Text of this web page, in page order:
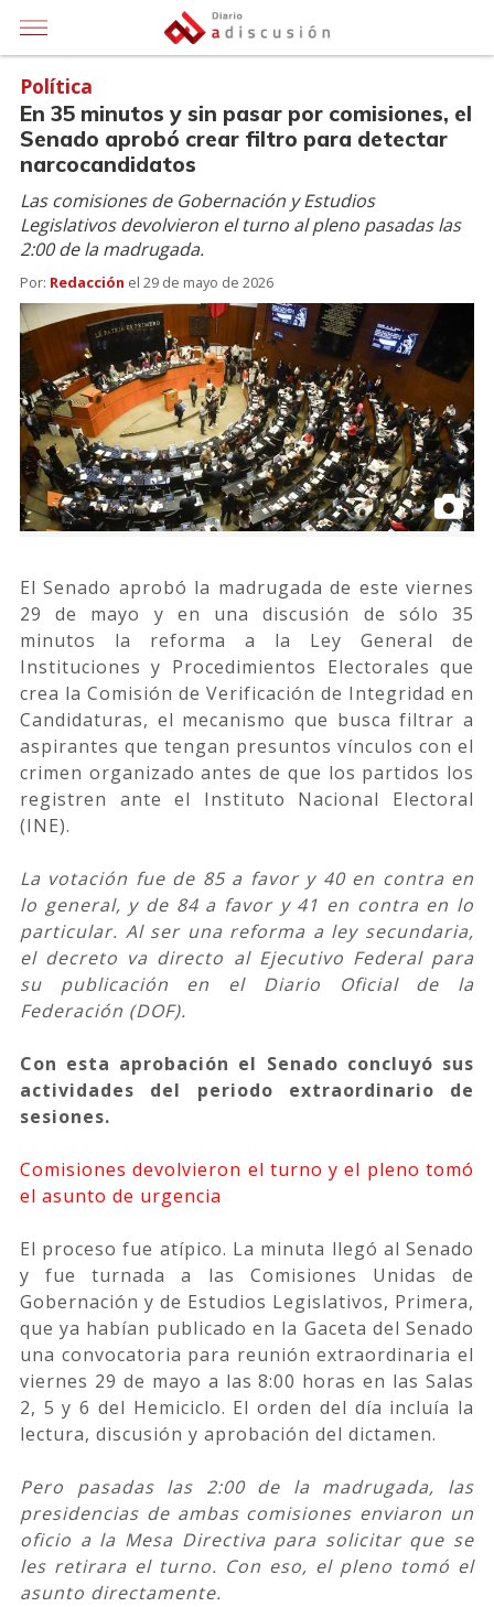
Política
En 35 minutos y sin pasar por comisiones, el
Senado aprobó crear filtro para detectar
narcocandidatos
Las comisiones de Gobernación y Estudios
Legislativos devolvieron el turno al pleno pasadas las
2:00 de la madrugada.
Por: Redacción el 29 de mayo de 2026
El Senado aprobó la madrugada de este viernes
29 de mayo y en una discusión de sólo 35
minutos la reforma a la Ley General de
Instituciones y Procedimientos Electorales que
crea la Comisión de Verificación de Integridad en
Candidaturas, el mecanismo que busca filtrar a
aspirantes que tengan presuntos vínculos con el
crimen organizado antes de que los partidos los
registren ante el Instituto Nacional Electoral
(INE).
La votación fue de 85 a favor y 40 en contra en
lo general, y de 84 a favor y 41 en contra en lo
particular. Al ser una reforma a ley secundaria,
el decreto va directo al Ejecutivo Federal para
su publicación en el Diario Oficial de la
Federación (DOF).
Con esta aprobación el Senado concluyó sus
actividades del periodo extraordinario de
sesiones.
Comisiones devolvieron el turno y el pleno tomó
el asunto de urgencia
El proceso fue atípico. La minuta llegó al Senado
y fue turnada a las Comisiones Unidas de
Gobernación y de Estudios Legislativos, Primera,
que ya habían publicado en la Gaceta del Senado
una convocatoria para reunión extraordinaria el
viernes 29 de mayo a las 8:00 horas en las Salas
2, 5 y 6 del Hemiciclo. El orden del día incluía la
lectura, discusión y aprobación del dictamen.
Pero pasadas las 2:00 de la madrugada, las
presidencias de ambas comisiones enviaron un
oficio a la Mesa Directiva para solicitar que se
les retirara el turno. Con eso, el pleno tomó el
asunto directamente.